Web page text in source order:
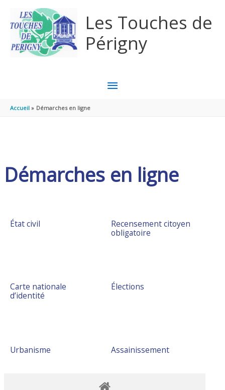
Les Touches de
Périgny
MENU
Accueil Démarches en ligne
Démarches en ligne
État civil
Recensement citoyen
obligatoire
Carte nationale
d’identité
Élections
Urbanisme Assainissement